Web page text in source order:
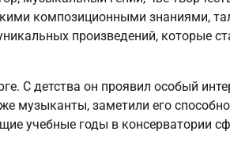
композиционными знаниями,
произведений, которые
С детства он проявил особый
музыканты, заметили его
учебные годы в консерватории